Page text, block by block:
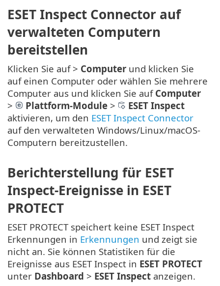
ESET Inspect Connector auf
verwalteten Computern
bereitstellen
Klicken Sie auf > Computer und klicken Sie
auf einen Computer oder wählen Sie mehrere
Computer aus und klicken Sie auf Computer
>
Plattform-Module >
ESET Inspect
aktivieren, um den ESET Inspect Connector
auf den verwalteten Windows/Linux/macOS-
Computern bereitzustellen.
Berichterstellung für ESET
Inspect-Ereignisse in ESET
PROTECT
ESET PROTECT speichert keine ESET Inspect
Erkennungen in Erkennungen und zeigt sie
nicht an. Sie können Statistiken für die
Ereignisse aus ESET Inspect in ESET PROTECT
unter Dashboard > ESET Inspect anzeigen.